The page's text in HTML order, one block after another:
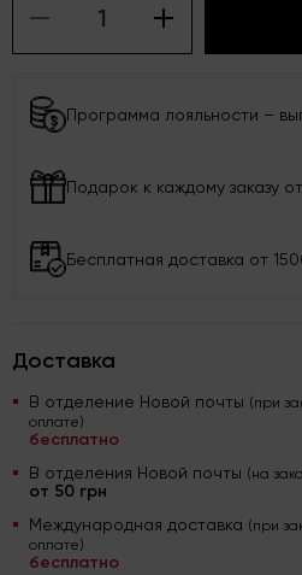
Программа лояльности –
Подарок к каждому заказу
Бесплатная доставка от
Доставка
В отделение Новой почты (при
оплате)
бесплатно
В отделения Новой почты (на
от 50 грн
Международная доставка (при
оплате)
бесплатно